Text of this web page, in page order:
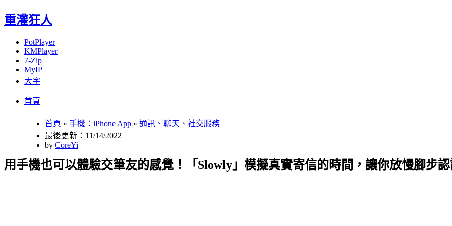
重灌狂人
PotPlayer
KMPlayer
7-Zip
MyIP
大字
首頁
首頁 » 手機：iPhone App » 通訊、聊天、社交服務
最後更新：11/14/2022
by CoreYi
用手機也可以體驗交筆友的感覺！「Slowly」模擬真實寄信的時間，讓你放慢腳步認